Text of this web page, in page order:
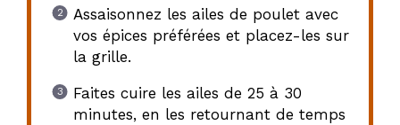
Assaisonnez les ailes de poulet avec
vos épices préférées et placez-les sur
la grille.
Faites cuire les ailes de 25 à 30
minutes, en les retournant de temps